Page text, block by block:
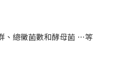
、總黴菌數和酵母菌 …等